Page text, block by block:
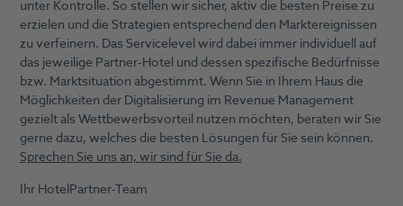
unter Kontrolle. So stellen wir sicher, aktiv die besten Preise zu
erzielen und die Strategien entsprechend den Marktereignissen
zu verfeinern. Das Servicelevel wird dabei immer individuell auf
das jeweilige Partner-Hotel und dessen spezifische Bedürfnisse
bzw. Marktsituation abgestimmt. Wenn Sie in Ihrem Haus die
Möglichkeiten der Digitalisierung im Revenue Management
gezielt als Wettbewerbsvorteil nutzen möchten, beraten wir Sie
gerne dazu, welches die besten Lösungen für Sie sein können.
Sprechen Sie uns an, wir sind für Sie da.
Ihr HotelPartner-Team